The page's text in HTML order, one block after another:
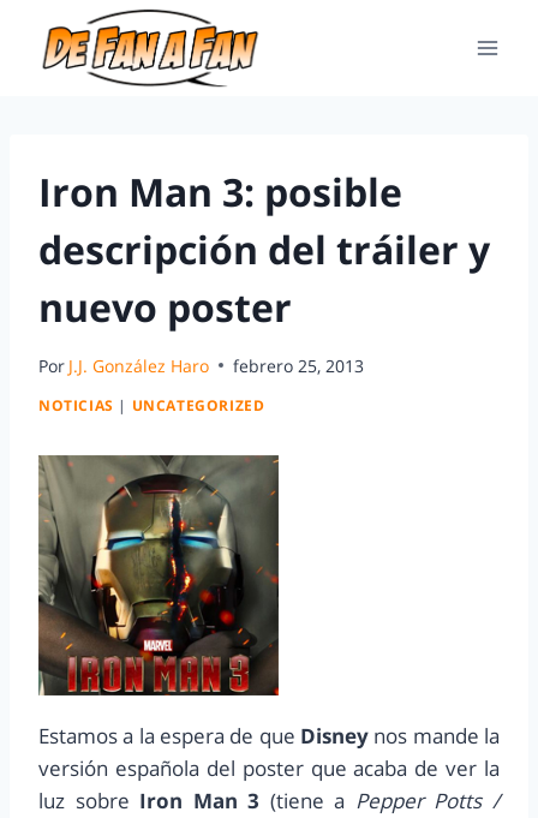
Iron Man 3: posible
descripción del tráiler y
nuevo poster
Por J.J. González Haro febrero 25, 2013
NOTICIAS | UNCATEGORIZED
Estamos a la espera de que Disney nos mande la
versión española del poster que acaba de ver la
luz sobre Iron Man 3 (tiene a Pepper Potts /